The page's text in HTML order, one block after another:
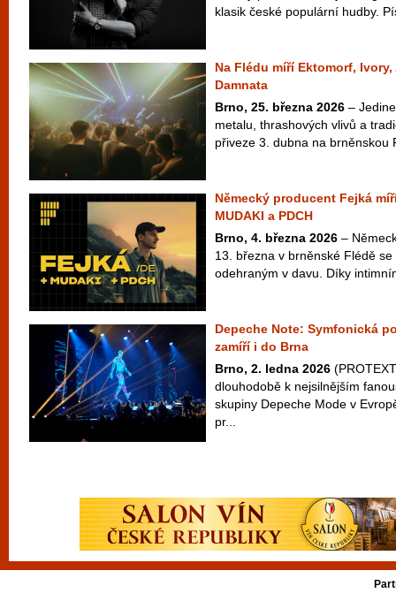
klasik české populární hudby.
Na Flédu míří Ektomorf,
Damnata
Brno, 25. března 2026 –
metalu, thrashových vlivů a
přiveze 3. dubna na brněnskou
Německý producent Fejká
MUDAKI a PDCH
Brno, 4. března 2026 –
13. března v brněnské Flédě
odehraným v davu. Díky
Depeche Note: Symfonická
zamíří i do Brna
Brno, 2. ledna 2026
dlouhodobě k nejsilnějším
skupiny Depeche Mode v
pr...